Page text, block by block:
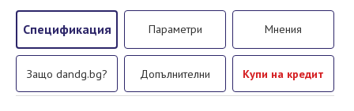
Спецификация Параметри Мнения
Защо dandg.bg? Допълнителни Купи на кредит